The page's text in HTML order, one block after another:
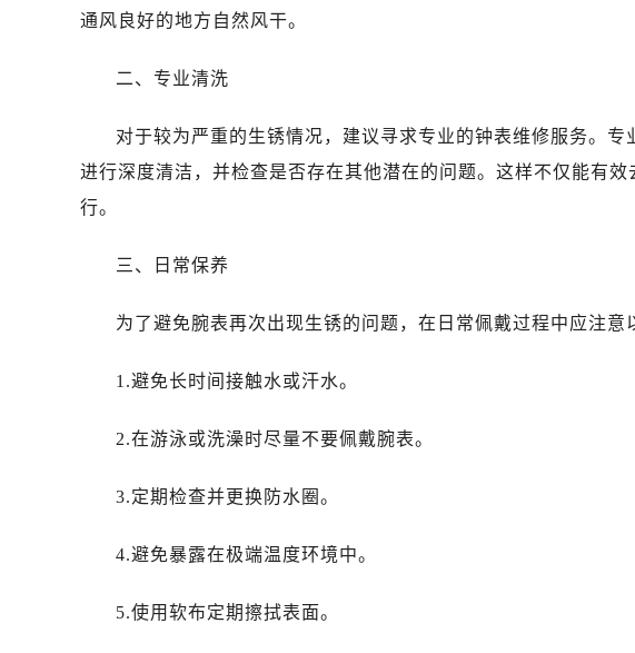
长春市朝阳区西安大路727号中银大厦A座(旺进大厦
昆明市盘龙区北京路928号同德昆明广场写字楼10层
石家庄市长安区中山东路39号勒泰中心写字楼B座13
唐山市路南区新华东道100号万达广场写字楼A座10层
黑龙江省鹤岗市向阳区红军路萧邦售后服务中心（需提
黑龙江省鸡西市鸡冠区红军路萧邦售后服务中心（需提
黑龙江省牡丹江市东安区太平路萧邦售后服务中心（需
黑龙江省齐齐哈尔市龙沙区龙华路萧邦售后服务中心（
黑龙江省绥化市北林区新华街与康庄路交叉口萧邦售
通风良好的地方自然风干。
二、专业清洗
对于较为严重的生锈情况，建议寻求专业的钟表维修服务。
进行深度清洁，并检查是否存在其他潜在的问题。这样不仅能有
行。
三、日常保养
为了避免腕表再次出现生锈的问题，在日常佩戴过程中应注意
1.避免长时间接触水或汗水。
2.在游泳或洗澡时尽量不要佩戴腕表。
3.定期检查并更换防水圈。
4.避免暴露在极端温度环境中。
5.使用软布定期擦拭表面。